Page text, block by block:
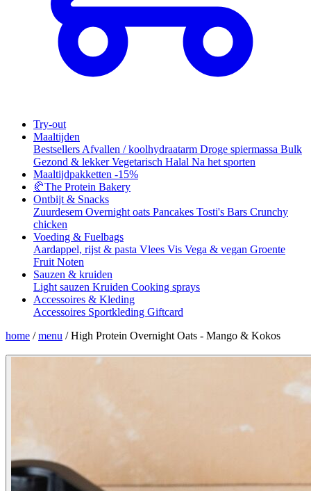
Try-out
Maaltijden
Bestsellers Afvallen / koolhydraatarm Droge spiermassa Bulk
Gezond & lekkerVegetarisch Halal Na het sporten
Maaltijdpakketten -15%
🥐The Protein Bakery
Ontbijt & Snacks
Zuurdesem Overnight oats Pancakes Tosti's Bars Crunchy
chicken
Voeding & Fuelbags
Aardappel, rijst & pasta Vlees Vis Vega & vegan Groente
Fruit Noten
Sauzen & kruiden
Light sauzen Kruiden Cooking sprays
Accessoires & Kleding
Accessoires Sportkleding Giftcard
home / menu / High Protein Overnight Oats - Mango & Kokos